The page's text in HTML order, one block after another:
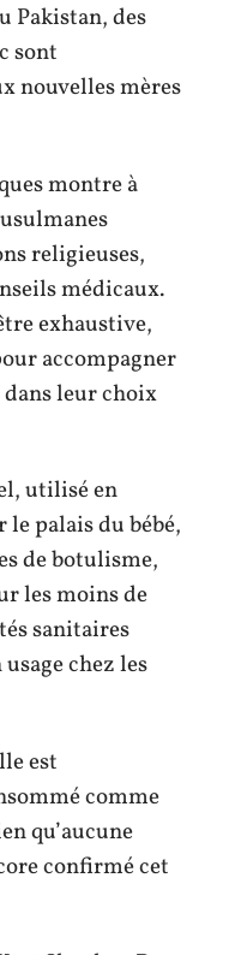
Pakistan, des
sont
nouvelles mères
montre à
religieuses,
médicaux.
exhaustive,
accompagner
leur choix
utilisé en
palais du bébé,
de botulisme,
les moins de
sanitaires
chez les
est
comme
qu’aucune
confirmé cet